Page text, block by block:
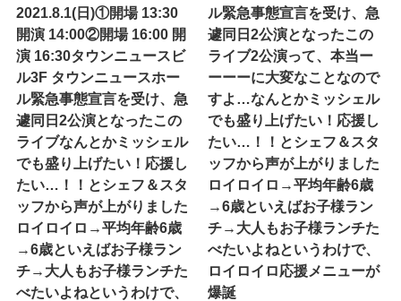
2021.8.1(日)①開場 13:30
開演 14:00②開場 16:00 開
演 16:30タウンニュースビ
ル3F タウンニュースホー
ル緊急事態宣言を受け、急
遽同日2公演となったこの
ライブなんとかミッシェル
でも盛り上げたい！応援し
たい…！！とシェフ＆スタ
ッフから声が上がりました
ロイロイロ→平均年齢6歳
→6歳といえばお子様ラン
チ→大人もお子様ランチた
べたいよね︎というわけで、
ル緊急事態宣言を受け、急
遽同日2公演となったこの
ライブ2公演って、本当ー
ーーーに大変なことなので
すよ…なんとかミッシェル
でも盛り上げたい！応援し
たい…！！とシェフ＆スタ
ッフから声が上がりました
ロイロイロ→平均年齢6歳
→6歳といえばお子様ラン
チ→大人もお子様ランチた
べたいよね︎というわけで、
ロイロイロ応援メニューが
爆誕